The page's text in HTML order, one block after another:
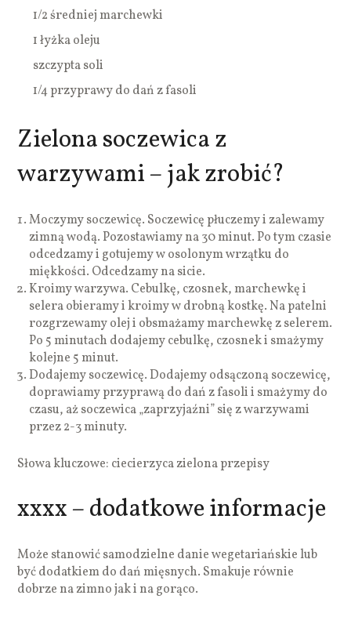
1/2 średniej marchewki
1 łyżka oleju
szczypta soli
1/4 przyprawy do dań z fasoli
Zielona soczewica z
warzywami – jak zrobić?
Moczymy soczewicę. Soczewicę płuczemy i zalewamy
zimną wodą. Pozostawiamy na 30 minut. Po tym czasie
odcedzamy i gotujemy w osolonym wrzątku do
miękkości. Odcedzamy na sicie.
Kroimy warzywa. Cebulkę, czosnek, marchewkę i
selera obieramy i kroimy w drobną kostkę. Na patelni
rozgrzewamy olej i obsmażamy marchewkę z selerem.
Po 5 minutach dodajemy cebulkę, czosnek i smażymy
kolejne 5 minut.
Dodajemy soczewicę. Dodajemy odsączoną soczewicę,
doprawiamy przyprawą do dań z fasoli i smażymy do
czasu, aż soczewica „zaprzyjaźni” się z warzywami
przez 2-3 minuty.
Słowa kluczowe: ciecierzyca zielona przepisy
xxxx – dodatkowe informacje
Może stanowić samodzielne danie wegetariańskie lub
być dodatkiem do dań mięsnych. Smakuje równie
dobrze na zimno jak i na gorąco.